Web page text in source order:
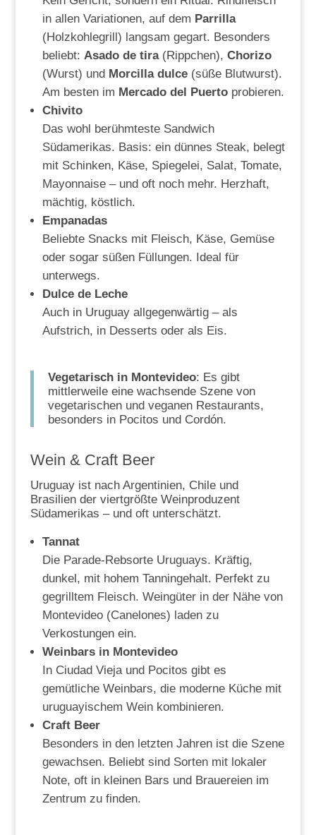
in allen Variationen, auf dem Parrilla
(Holzkohlegrill) langsam gegart. Besonders
beliebt: Asado de tira(Rippchen), Chorizo
(Wurst) und Morcilla dulce(süße Blutwurst).
Am besten im Mercado del Puertoprobieren.
Chivito
Das wohl berühmteste Sandwich
Südamerikas. Basis: ein dünnes Steak, belegt
mit Schinken, Käse, Spiegelei, Salat, Tomate,
Mayonnaise – und oft noch mehr. Herzhaft,
mächtig, köstlich.
Empanadas
Beliebte Snacks mit Fleisch, Käse, Gemüse
oder sogar süßen Füllungen. Ideal für
unterwegs.
Dulce de Leche
Auch in Uruguay allgegenwärtig – als
Aufstrich, in Desserts oder als Eis.
Vegetarisch in Montevideo: Es gibt
mittlerweile eine wachsende Szene von
vegetarischen und veganen Restaurants,
besonders in Pocitos und Cordón.
Wein & Craft Beer
Uruguay ist nach Argentinien, Chile und
Brasilien der viertgrößte Weinproduzent
Südamerikas – und oft unterschätzt.
Tannat
Die Parade-Rebsorte Uruguays. Kräftig,
dunkel, mit hohem Tanningehalt. Perfekt zu
gegrilltem Fleisch. Weingüter in der Nähe von
Montevideo (Canelones) laden zu
Verkostungen ein.
Weinbars in Montevideo
In Ciudad Vieja und Pocitos gibt es
gemütliche Weinbars, die moderne Küche mit
uruguayischem Wein kombinieren.
Craft Beer
Besonders in den letzten Jahren ist die Szene
gewachsen. Beliebt sind Sorten mit lokaler
Note, oft in kleinen Bars und Brauereien im
Zentrum zu finden.